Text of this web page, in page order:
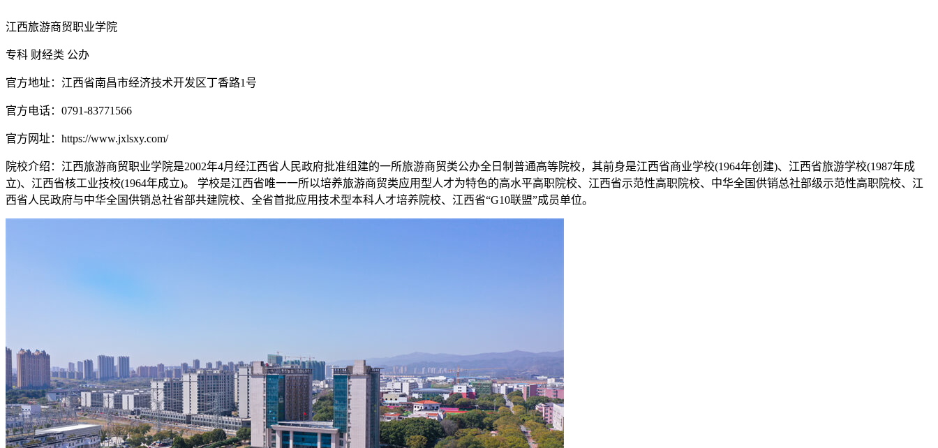
江西旅游商贸职业学院
专科 财经类 公办
官方地址：江西省南昌市经济技术开发区丁香路1号
官方电话：0791-83771566
官方网址：https://www.jxlsxy.com/
院校介绍： 江西旅游商贸职业学院是2002年4月经江西省人民政府批准组建的一所旅游商贸类公办全日制普通高等院校，其前身是江西省商业学校(1964年创建)、江西省旅游学校(1987年成
立)、江西省核工业技校(1964年成立)。 学校是江西省唯一一所以培养旅游商贸类应用型人才为特色的高水平高职院校、江西省示范性高职院校、中华全国供销总社部级示范性高职院校、江
西省人民政府与中华全国供销总社省部共建院校、全省首批应用技术型本科人才培养院校、江西省“G10联盟”成员单位。